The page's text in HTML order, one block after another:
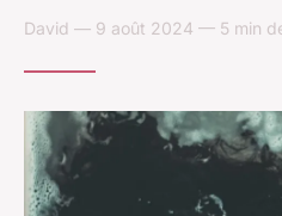
David — 9 août 2024 — 5 min